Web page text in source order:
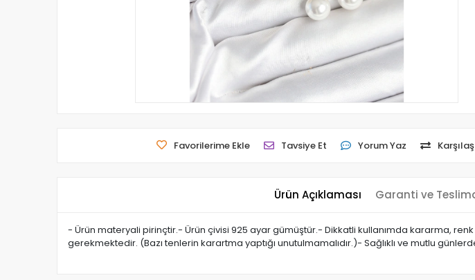
Favorilerime Ekle Tavsiye Et Yorum Yaz
Ürün Açıklaması Garanti ve
- Ürün materyali pirinçtir.- Ürün çivisi 925 ayar gümüştür.- Dikkatli kullanımda kararma,
gerekmektedir. (Bazı tenlerin karartma yaptığı unutulmamalıdır.)- Sağlıklı ve mutlu